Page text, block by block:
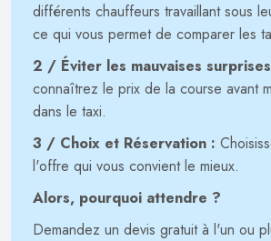
différents chauffeurs travaillant sous
ce qui vous permet de comparer les
2 / Éviter les mauvaises
connaîtrez le prix de la course avant
dans le taxi.
3 / Choix et Réservation :
l'offre qui vous convient le mieux.
Alors, pourquoi attendre ?
Demandez un devis gratuit à l'un ou